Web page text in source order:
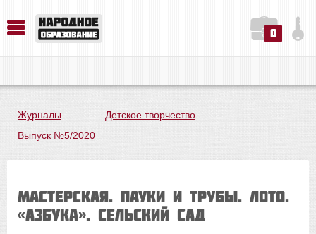
0
Журналы — Детское творчество
—
Выпуск №5/2020
МАСТЕРСКАЯ. ПАУКИ И ТРУБЫ. ЛОТО.
«АЗБУКА». СЕЛЬСКИЙ САД